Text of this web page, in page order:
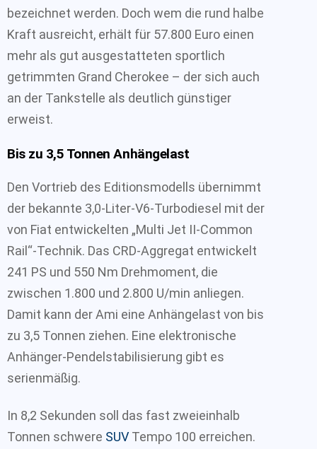
bezeichnet werden. Doch wem die rund halbe
Kraft ausreicht, erhält für 57.800 Euro einen
mehr als gut ausgestatteten sportlich
getrimmten Grand Cherokee – der sich auch
an der Tankstelle als deutlich günstiger
erweist.
Bis zu 3,5 Tonnen Anhängelast
Den Vortrieb des Editionsmodells übernimmt
der bekannte 3,0-Liter-V6-Turbodiesel mit der
von Fiat entwickelten „Multi Jet II-Common
Rail“-Technik. Das CRD-Aggregat entwickelt
241 PS und 550 Nm Drehmoment, die
zwischen 1.800 und 2.800 U/min anliegen.
Damit kann der Ami eine Anhängelast von bis
zu 3,5 Tonnen ziehen. Eine elektronische
Anhänger-Pendelstabilisierung gibt es
serienmäßig.
In 8,2 Sekunden soll das fast zweieinhalb
Tonnen schwere SUV Tempo 100 erreichen.